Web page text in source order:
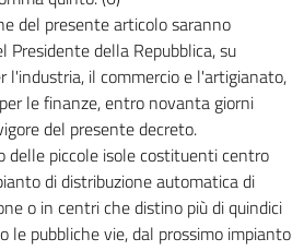
del presente articolo saranno
della Repubblica, su
l'industria, il commercio e l'artigianato,
le finanze, entro novanta giorni
del presente decreto.
delle piccole isole costituenti centro
di distribuzione automatica di
o in centri che distino più di quindici
le pubbliche vie, dal prossimo impianto